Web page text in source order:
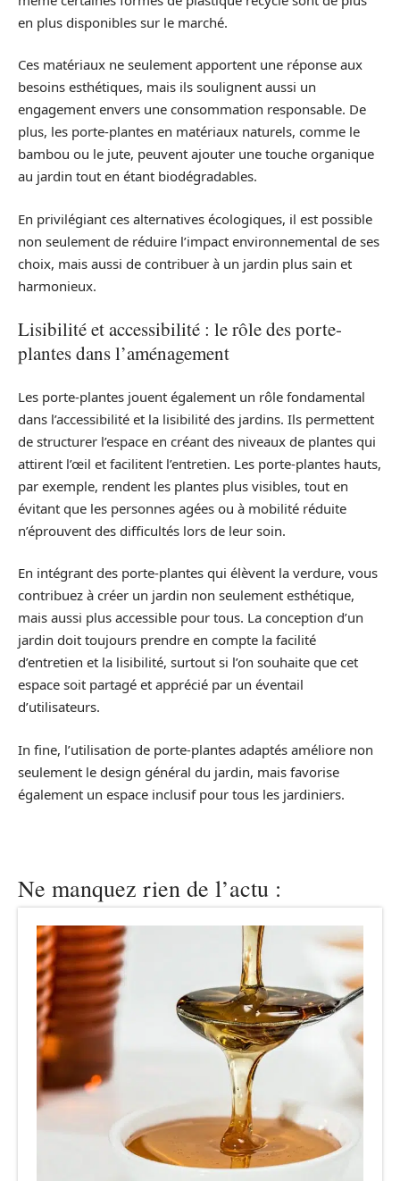
en plus disponibles sur le marché.
Ces matériaux ne seulement apportent une réponse aux
besoins esthétiques, mais ils soulignent aussi un
engagement envers une consommation responsable. De
plus, les porte-plantes en matériaux naturels, comme le
bambou ou le jute, peuvent ajouter une touche organique
au jardin tout en étant biodégradables.
En privilégiant ces alternatives écologiques, il est possible
non seulement de réduire l’impact environnemental de ses
choix, mais aussi de contribuer à un jardin plus sain et
harmonieux.
Lisibilité et accessibilité : le rôle des porte-
plantes dans l’aménagement
Les porte-plantes jouent également un rôle fondamental
dans l’accessibilité et la lisibilité des jardins. Ils permettent
de structurer l’espace en créant des niveaux de plantes qui
attirent l’œil et facilitent l’entretien. Les porte-plantes hauts,
par exemple, rendent les plantes plus visibles, tout en
évitant que les personnes agées ou à mobilité réduite
n’éprouvent des difficultés lors de leur soin.
En intégrant des porte-plantes qui élèvent la verdure, vous
contribuez à créer un jardin non seulement esthétique,
mais aussi plus accessible pour tous. La conception d’un
jardin doit toujours prendre en compte la facilité
d’entretien et la lisibilité, surtout si l’on souhaite que cet
espace soit partagé et apprécié par un éventail
d’utilisateurs.
In fine, l’utilisation de porte-plantes adaptés améliore non
seulement le design général du jardin, mais favorise
également un espace inclusif pour tous les jardiniers.
Ne manquez rien de l’actu :